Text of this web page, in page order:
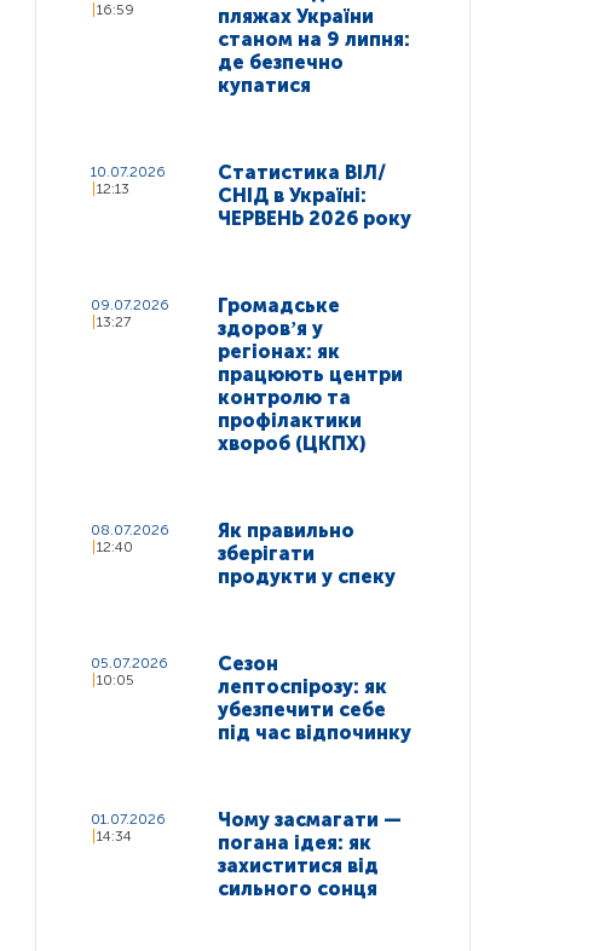
16:59
пляжах України
станом на 9 липня:
де безпечно
купатися
10.07.2026
12:13
Статистика ВІЛ/
СНІД в Україні:
ЧЕРВЕНЬ 2026 року
09.07.2026
13:27
Громадське
здоровʼя у
регіонах: як
працюють центри
контролю та
профілактики
хвороб (ЦКПХ)
08.07.2026
12:40
Як правильно
зберігати
продукти у спеку
05.07.2026
10:05
Сезон
лептоспірозу: як
убезпечити себе
під час відпочинку
01.07.2026
14:34
Чому засмагати —
погана ідея: як
захиститися від
сильного сонця